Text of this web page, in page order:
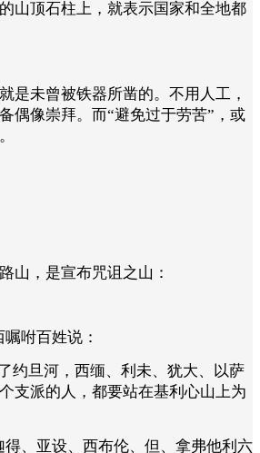
山顶石柱上，就表示国家和全地都
是未曾被铁器所凿的。不用人工，
偶像崇拜。而“避免过于劳苦”，或
山，是宣布咒诅之山：
嘱咐百姓说：
约旦河，西缅、利未、犹大、以萨
支派的人，都要站在基利心山上为
得、亚设、西布伦、但、拿弗他利六